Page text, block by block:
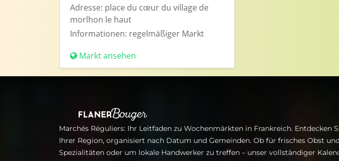
Adresse: place du cœur du village de
morlhon le haut
Informationen: regelmäßiger Markt
Markt ansehen
Marchés Réguliers: Ihr Leitfaden zu Wochenmärkten in Frankreich. Entdecken
Ihrer Region, organisiert nach Datum und Gemeinden. Ob für frisches Obst
Spezialitäten oder um lokale Handwerker zu treffen – unser vollständiger